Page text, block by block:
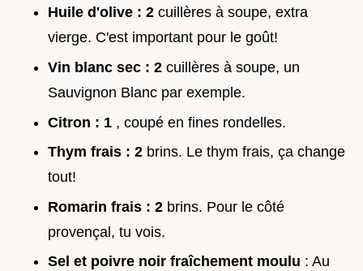
Huile d'olive : 2 cuillères à soupe, extra
vierge. C'est important pour le goût!
Vin blanc sec : 2 cuillères à soupe, un
Sauvignon Blanc par exemple.
Citron : 1 , coupé en fines rondelles.
Thym frais : 2 brins. Le thym frais, ça change
tout!
Romarin frais : 2 brins. Pour le côté
provençal, tu vois.
Sel et poivre noir fraîchement moulu : Au